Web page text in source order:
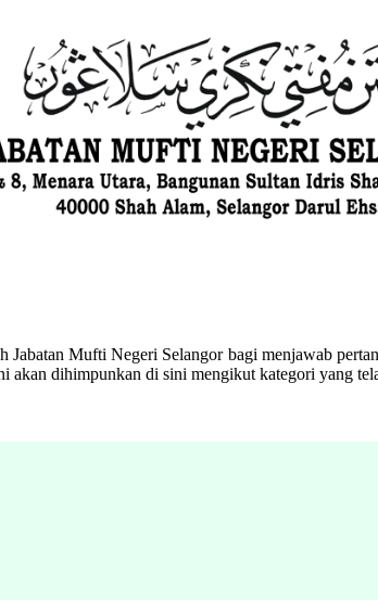
Mufti Negeri Selangor bagi menjawab
akan dihimpunkan di sini mengikut kategori yang